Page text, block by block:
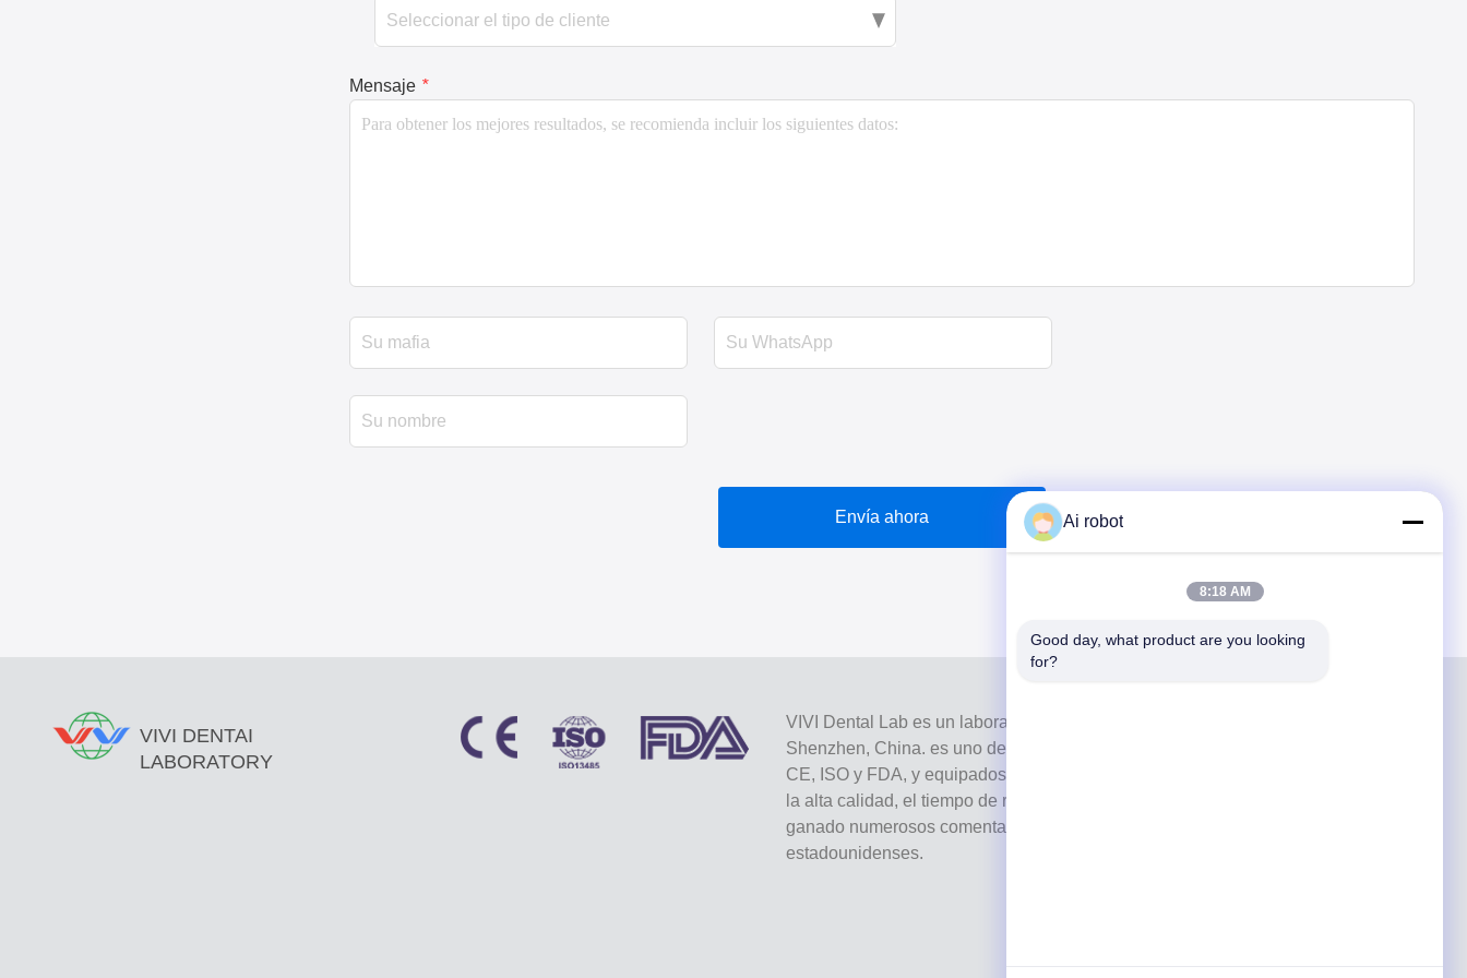
Mensaje *
Envía ahora
VIVI DENTAI
LABORATORY
VIVI Dental Lab es un laboratorio de servicio completo de alto nivel de
Shenzhen, China. es uno de los mejores laboratorios dentales certificados con
CE, ISO y FDA, y equipados con máquinas actualizadas. Es El compromiso con
la alta calidad, el tiempo de respuesta rápido y los servicios profesionales ha
ganado numerosos comentarios positivos de los mercados europeos y
estadounidenses.
Ai robot
8:18 AM
Good day, what product are you looking
for?